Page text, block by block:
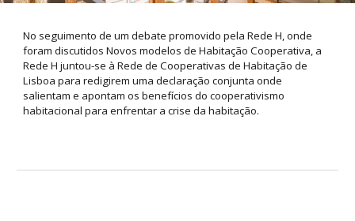
No seguimento de um debate promovido pela Rede H, onde
foram discutidos Novos modelos de Habitação Cooperativa, a
Rede H juntou-se à Rede de Cooperativas de Habitação de
Lisboa para redigirem uma declaração conjunta onde
salientam e apontam os benefícios do cooperativismo
habitacional para enfrentar a crise da habitação.